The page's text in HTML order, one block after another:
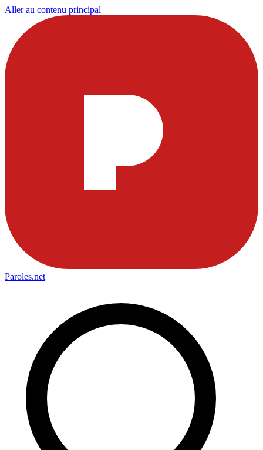
Aller au contenu principal
Paroles.net